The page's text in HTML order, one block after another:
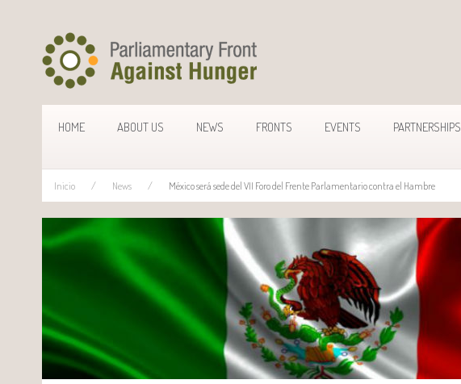
HOME ABOUT US NEWS FRONTS EVENTS PARTNERSHIPS
Inicio News México será sede del VII Foro del Frente Parlamentario contra el Hambre